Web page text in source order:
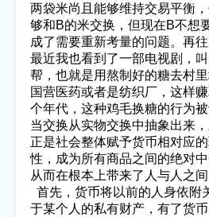
两袋米尚且能够维持交易平衡
够和B的米交换，但现在B不想
成了需要重新考量的问题。再
最近我也看到了一部电视剧，
帮，也就是用熬制好的糖去村
国营医药或者是纺织厂，这样
个年代，这种鸡毛换糖的行为
当交换从实物交换中抽象出来
正是社会整体赋予货币相对应
性，成为所有商品之间的绝对
从而在根本上带来了人与人之
首先，货币将以前的人身依附
于某个人的私有财产，有了货